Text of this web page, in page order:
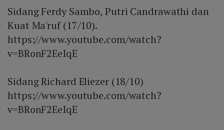
Sidang Ferdy Sambo, Putri Candrawathi dan
Kuat Ma'ruf (17/10).
https://www.youtube.com/watch?
v=BRonF2EeIqE
Sidang Richard Eliezer (18/10)
https://www.youtube.com/watch?
v=BRonF2EeIqE